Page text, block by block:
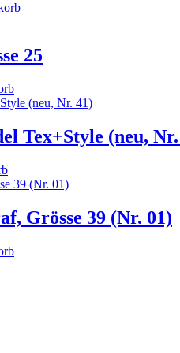
25
Tex+Style (neu,
Grösse 39 (Nr. 01)